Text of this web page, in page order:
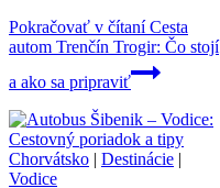
Pokračovať v čítaníCesta
autom Trenčín Trogir: Čo stojí
a ako sa pripraviť
Chorvátsko | Destinácie |
Vodice